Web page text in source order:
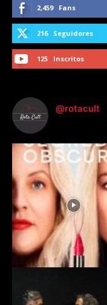
2,459 Fans
216 Seguidores
125 Inscritos
@rotacult